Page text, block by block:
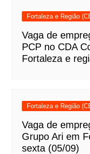
Fortaleza e Região
Vaga de
PCP no CDA
Fortaleza e
Fortaleza e Região
Vaga de
Grupo Ari em
sexta (05/09)